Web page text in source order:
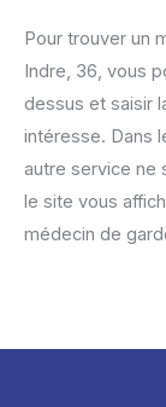
Pour trouver un
Indre, 36, vous
dessus et saisir
intéresse. Dans
autre service ne
le site vous
médecin de